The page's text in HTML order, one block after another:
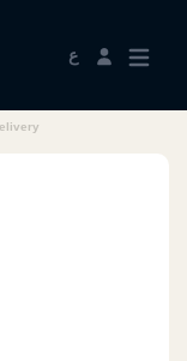
ع